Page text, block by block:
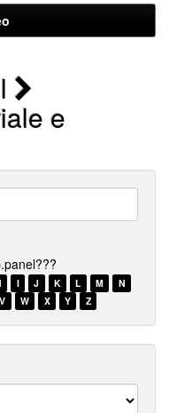
e
I J K L M
N
V W X Y Z